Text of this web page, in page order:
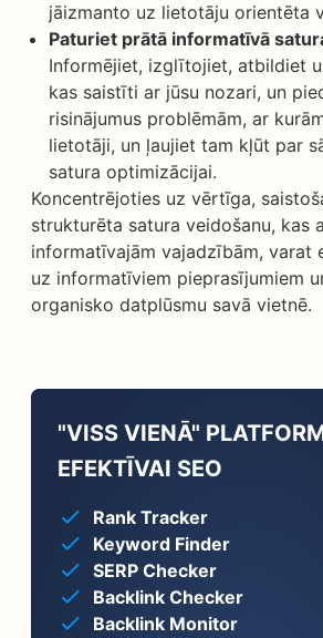
jāizmanto uz lietotāju orientēta
Paturiet prātā informatīvā
Informējiet, izglītojiet, atbildiet
kas saistīti ar jūsu nozari, un
risinājumus problēmām, ar
lietotāji, un ļaujiet tam kļūt par
satura optimizācijai.
Koncentrējoties uz vērtīga,
strukturēta satura veidošanu, kas
informatīvajām vajadzībām, varat
uz informatīviem pieprasījumiem
organisko datplūsmu savā vietnē.
"VISS VIENĀ"
EFEKTĪVAI SEO
Rank Tracker
Keyword Finder
SERP Checker
Backlink Checker
Backlink Monitor